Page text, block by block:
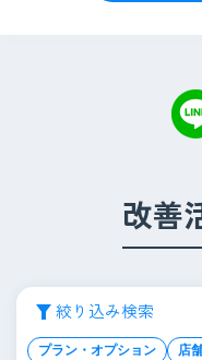
改善
絞り込み検索
プラン・オプション 店